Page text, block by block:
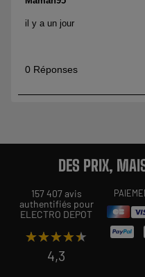
DES PRIX,
157 407 avis
authentifiés pour
ELECTRO DEPOT
★★★★★
★★★★★
4,3